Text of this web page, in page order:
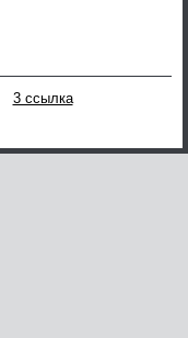
3 ссылка